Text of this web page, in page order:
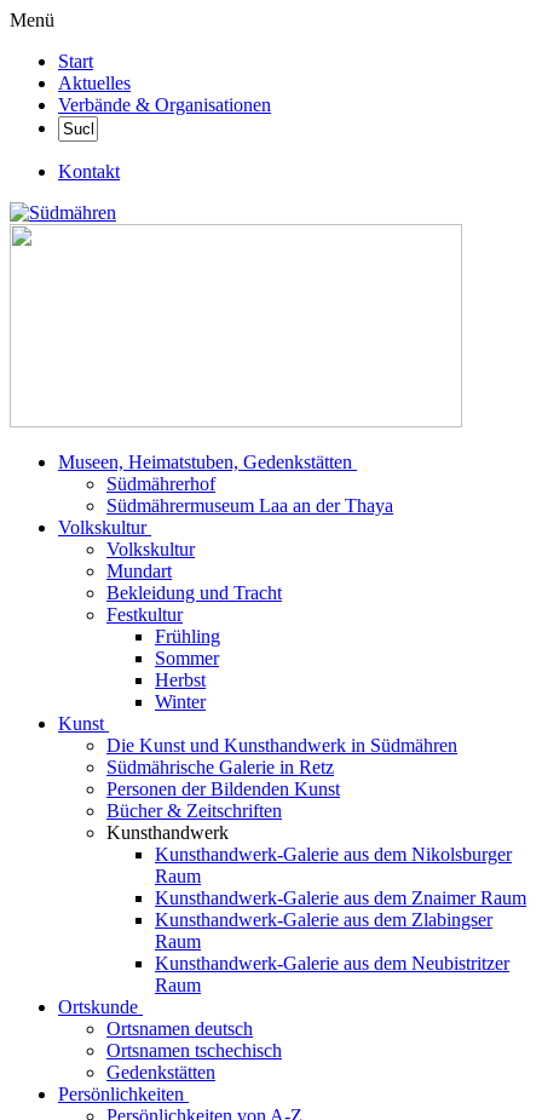
Menü
Start
Aktuelles
Verbände & Organisationen
Kontakt
Museen, Heimatstuben, Gedenkstätten
Südmährerhof
Südmährermuseum Laa an der Thaya
Volkskultur
Volkskultur
Mundart
Bekleidung und Tracht
Festkultur
Frühling
Sommer
Herbst
Winter
Kunst
Die Kunst und Kunsthandwerk in Südmähren
Südmährische Galerie in Retz
Personen der Bildenden Kunst
Bücher & Zeitschriften
Kunsthandwerk
Kunsthandwerk-Galerie aus dem Nikolsburger
Raum
Kunsthandwerk-Galerie aus dem Znaimer Raum
Kunsthandwerk-Galerie aus dem Zlabingser
Raum
Kunsthandwerk-Galerie aus dem Neubistritzer
Raum
Ortskunde
Ortsnamen deutsch
Ortsnamen tschechisch
Gedenkstätten
Persönlichkeiten
Persönlichkeiten von A-Z